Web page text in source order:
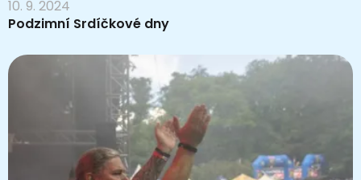
10. 9. 2024
Podzimní Srdíčkové dny